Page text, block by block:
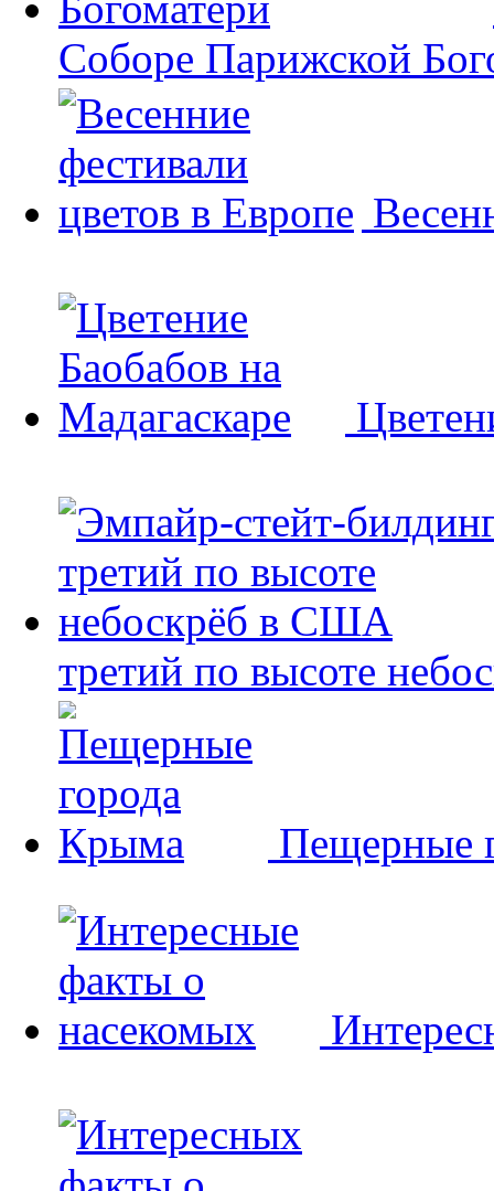
Соборе Парижской
третий по высоте
Пещерные